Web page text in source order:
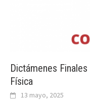
Dictámenes
Física
13 mayo, 2025